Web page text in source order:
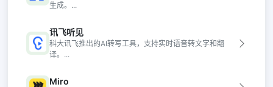
生成。...
讯飞听见
科大讯飞推出的AI转写工具，支持实时语音转文字和翻
译。...
Miro